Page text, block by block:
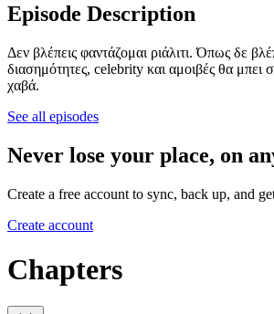
Episode Description
Δεν βλέπεις φαντάζομαι ριάλιτι. Όπως δε
διασημότητες, celebrity και αμοιβές θα μπει
χαβά.
See all episodes
Never lose your place, on
Create a free account to sync, back up, and
Create account
Chapters